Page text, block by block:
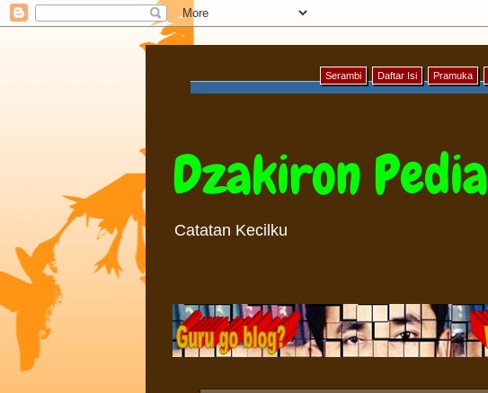
Serambi Daftar Isi Pramuka
Dzakiron Pedia
Catatan Kecilku